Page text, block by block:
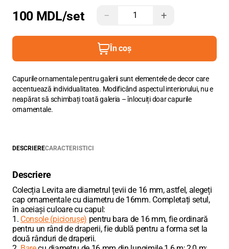
100 MDL/set − +
În coș
Capurile ornamentale pentru galerii sunt elementele de decor care
accentuează individualitatea. Modificând aspectul interiorului, nu e
neapărat să schimbați toată galeria – înlocuiți doar capurile
ornamentale.
DESCRIERECARACTERISTICI
Descriere
Colecția Levita are diametrul țevii de 16 mm, astfel, alegeți
cap ornamentale cu diametru de 16mm. Completați setul,
în aceiași culoare cu capul:
1. Console (piciorușe) pentru bara de 16 mm, fie ordinară
pentru un rând de draperii, fie dublă pentru a forma set la
două rânduri de draperii.